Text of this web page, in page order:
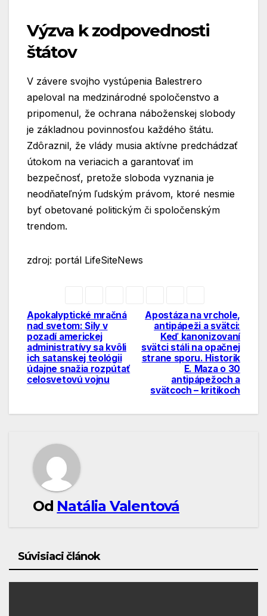
Výzva k zodpovednosti
štátov
V závere svojho vystúpenia Balestrero
apeloval na medzinárodné spoločenstvo a
pripomenul, že ochrana náboženskej slobody
je základnou povinnosťou každého štátu.
Zdôraznil, že vlády musia aktívne predchádzať
útokom na veriacich a garantovať im
bezpečnosť, pretože sloboda vyznania je
neodňateľným ľudským právom, ktoré nesmie
byť obetované politickým či spoločenským
trendom.
zdroj: portál LifeSiteNews
Navigácia
v
článku
Apostáza na vrchole,
antipápeži a svätci:
Keď kanonizovaní
svätci stáli na opačnej
strane sporu. Historik
E. Maza o 30
antipápežoch a
svätcoch – kritikoch
Apokalyptické mračná
nad svetom: Sily v
pozadí americkej
administratívy sa kvôli
ich satanskej teológii
údajne snažia rozpútať
celosvetovú vojnu
Od Natália Valentová
Súvisiaci článok